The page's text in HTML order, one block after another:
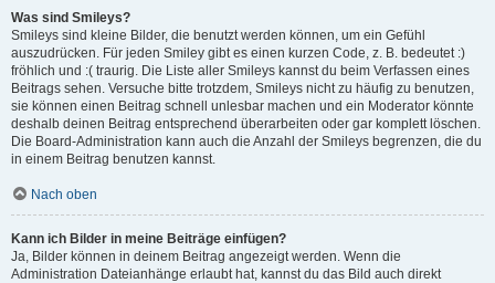
Was sind Smileys?
Smileys sind kleine Bilder, die benutzt werden können, um ein Gefühl
auszudrücken. Für jeden Smiley gibt es einen kurzen Code, z. B. bedeutet :)
fröhlich und :( traurig. Die Liste aller Smileys kannst du beim Verfassen eines
Beitrags sehen. Versuche bitte trotzdem, Smileys nicht zu häufig zu benutzen,
sie können einen Beitrag schnell unlesbar machen und ein Moderator könnte
deshalb deinen Beitrag entsprechend überarbeiten oder gar komplett löschen.
Die Board-Administration kann auch die Anzahl der Smileys begrenzen, die du
in einem Beitrag benutzen kannst.
Nach oben
Kann ich Bilder in meine Beiträge einfügen?
Ja, Bilder können in deinem Beitrag angezeigt werden. Wenn die
Administration Dateianhänge erlaubt hat, kannst du das Bild auch direkt